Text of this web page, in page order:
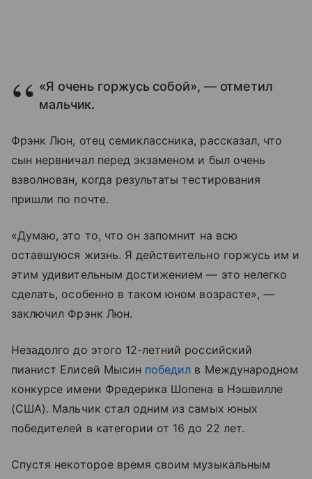
«Я очень горжусь собой», — отметил
мальчик.
Фрэнк Люн, отец семиклассника, рассказал, что
сын нервничал перед экзаменом и был очень
взволнован, когда результаты тестирования
пришли по почте.
«Думаю, это то, что он запомнит на всю
оставшуюся жизнь. Я действительно горжусь им и
этим удивительным достижением — это нелегко
сделать, особенно в таком юном возрасте», —
заключил Фрэнк Люн.
Незадолго до этого 12-летний российский
пианист Елисей Мысин победил в Международном
конкурсе имени Фредерика Шопена в Нэшвилле
(США). Мальчик стал одним из самых юных
победителей в категории от 16 до 22 лет.
Спустя некоторое время своим музыкальным